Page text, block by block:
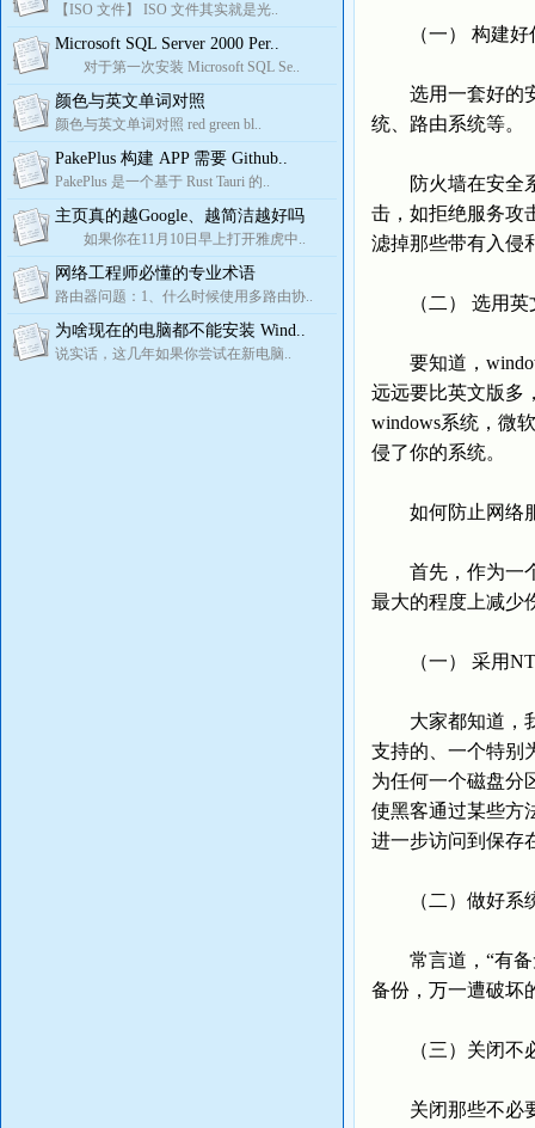
【ISO 文件】 ISO 文件其实就是光..
Microsoft SQL Server 2000 Per..
对于第一次安装 Microsoft SQL Se..
颜色与英文单词对照
颜色与英文单词对照 red green bl..
PakePlus 构建 APP 需要 Github..
PakePlus 是一个基于 Rust Tauri 的..
主页真的越Google、越简洁越好吗
如果你在11月10日早上打开雅虎中..
网络工程师必懂的专业术语
路由器问题：1、什么时候使用多路由协..
为啥现在的电脑都不能安装 Wind..
说实话，这几年如果你尝试在新电脑..
（一） 构建好
选用一套好的安
统、路由系统等。
防火墙在安全系
击，如拒绝服务攻
滤掉那些带有入
（二） 选用英
要知道，
远远要比英文版多
windows系统，微
侵了你的系统。
如何防止网络
首先，作为一个
最大的程度上减
（一） 采用
大家都知道，我
支持的、一个特别
为任何一个磁盘分
使黑客通过某些方
进一步访问到保存
（二）做好系
常言道，“有备
备份，万一遭破
（三）关闭不
关闭那些不必要